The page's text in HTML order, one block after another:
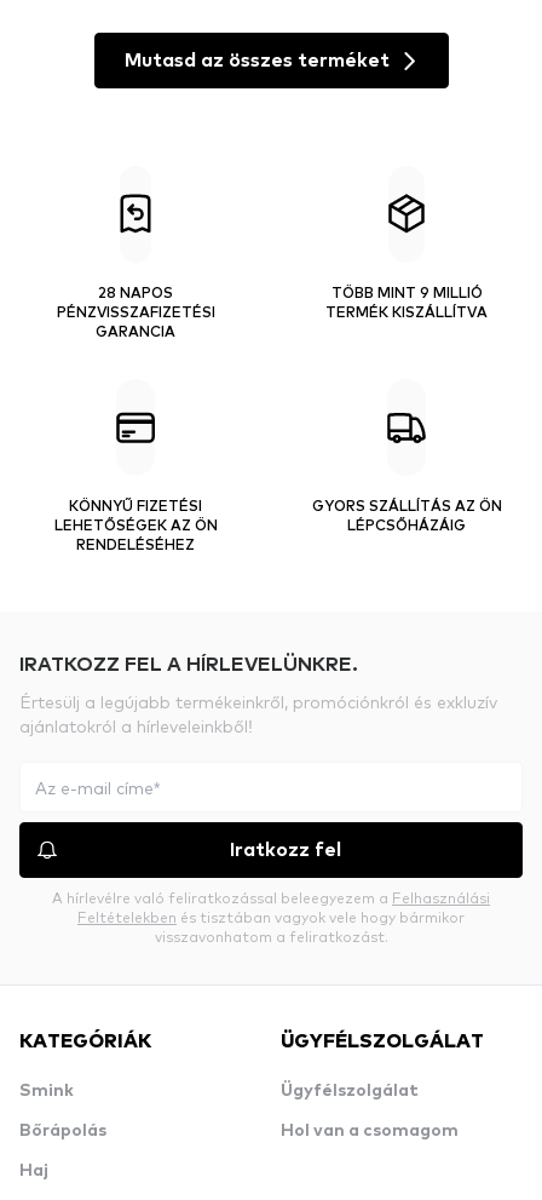
Mutasd az összes terméket
28 NAPOS
PÉNZVISSZAFIZETÉSI
GARANCIA
TÖBB MINT 9 MILLIÓ
TERMÉK KISZÁLLÍTVA
KÖNNYŰ FIZETÉSI
LEHETŐSÉGEK AZ ÖN
RENDELÉSÉHEZ
GYORS SZÁLLÍTÁS AZ ÖN
LÉPCSŐHÁZÁIG
IRATKOZZ FEL A HÍRLEVELÜNKRE.
Értesülj a legújabb termékeinkről, promóciónkról és exkluzív
ajánlatokról a hírleveleinkből!
Iratkozz fel
A hírlevélre való feliratkozással beleegyezem a Felhasználási
Feltételekben és tisztában vagyok vele hogy bármikor
visszavonhatom a feliratkozást.
KATEGÓRIÁK
Smink
Bőrápolás
Haj
ÜGYFÉLSZOLGÁLAT
Ügyfélszolgálat
Hol van a csomagom